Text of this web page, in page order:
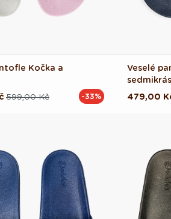
Kočka a
599,00 Kč -33%
Veselé
Běžná
479,00